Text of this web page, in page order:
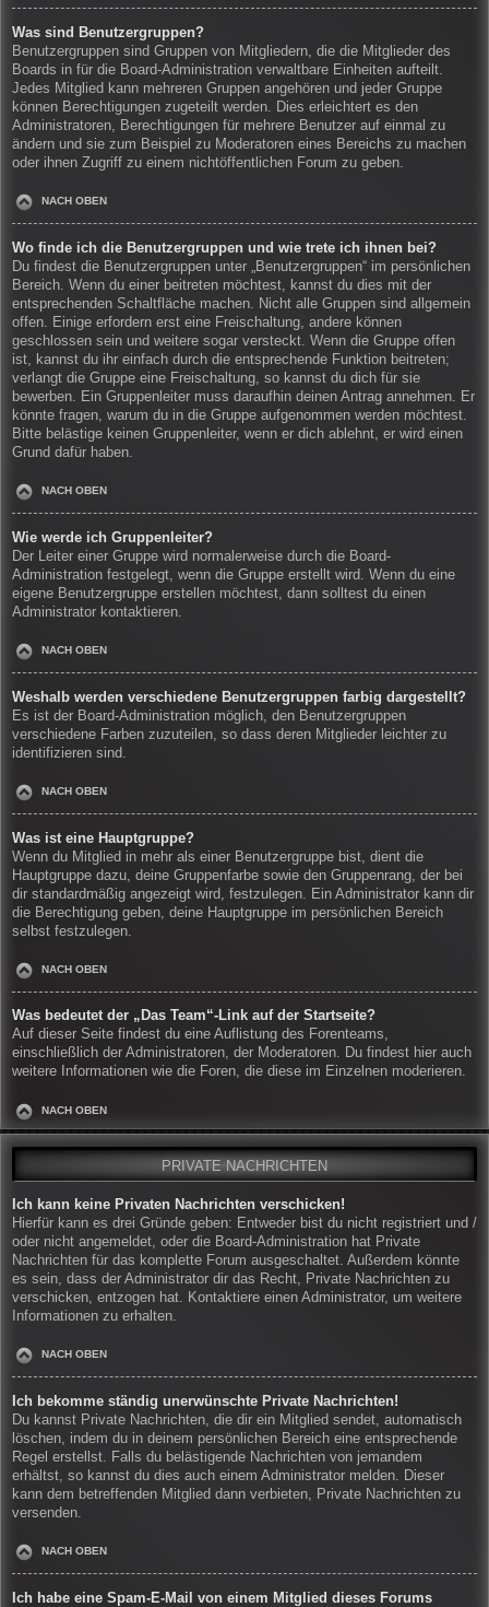
Was sind Benutzergruppen?
Benutzergruppen sind Gruppen von Mitgliedern, die die Mitglieder des
Boards in für die Board-Administration verwaltbare Einheiten aufteilt.
Jedes Mitglied kann mehreren Gruppen angehören und jeder Gruppe
können Berechtigungen zugeteilt werden. Dies erleichtert es den
Administratoren, Berechtigungen für mehrere Benutzer auf einmal zu
ändern und sie zum Beispiel zu Moderatoren eines Bereichs zu machen
oder ihnen Zugriff zu einem nichtöffentlichen Forum zu geben.
NACH OBEN
Wo finde ich die Benutzergruppen und wie trete ich ihnen bei?
Du findest die Benutzergruppen unter „Benutzergruppen“ im persönlichen
Bereich. Wenn du einer beitreten möchtest, kannst du dies mit der
entsprechenden Schaltfläche machen. Nicht alle Gruppen sind allgemein
offen. Einige erfordern erst eine Freischaltung, andere können
geschlossen sein und weitere sogar versteckt. Wenn die Gruppe offen
ist, kannst du ihr einfach durch die entsprechende Funktion beitreten;
verlangt die Gruppe eine Freischaltung, so kannst du dich für sie
bewerben. Ein Gruppenleiter muss daraufhin deinen Antrag annehmen. Er
könnte fragen, warum du in die Gruppe aufgenommen werden möchtest.
Bitte belästige keinen Gruppenleiter, wenn er dich ablehnt, er wird einen
Grund dafür haben.
NACH OBEN
Wie werde ich Gruppenleiter?
Der Leiter einer Gruppe wird normalerweise durch die Board-
Administration festgelegt, wenn die Gruppe erstellt wird. Wenn du eine
eigene Benutzergruppe erstellen möchtest, dann solltest du einen
Administrator kontaktieren.
NACH OBEN
Weshalb werden verschiedene Benutzergruppen farbig dargestellt?
Es ist der Board-Administration möglich, den Benutzergruppen
verschiedene Farben zuzuteilen, so dass deren Mitglieder leichter zu
identifizieren sind.
NACH OBEN
Was ist eine Hauptgruppe?
Wenn du Mitglied in mehr als einer Benutzergruppe bist, dient die
Hauptgruppe dazu, deine Gruppenfarbe sowie den Gruppenrang, der bei
dir standardmäßig angezeigt wird, festzulegen. Ein Administrator kann dir
die Berechtigung geben, deine Hauptgruppe im persönlichen Bereich
selbst festzulegen.
NACH OBEN
Was bedeutet der „Das Team“-Link auf der Startseite?
Auf dieser Seite findest du eine Auflistung des Forenteams,
einschließlich der Administratoren, der Moderatoren. Du findest hier auch
weitere Informationen wie die Foren, die diese im Einzelnen moderieren.
NACH OBEN
PRIVATE NACHRICHTEN
Ich kann keine Privaten Nachrichten verschicken!
Hierfür kann es drei Gründe geben: Entweder bist du nicht registriert und /
oder nicht angemeldet, oder die Board-Administration hat Private
Nachrichten für das komplette Forum ausgeschaltet. Außerdem könnte
es sein, dass der Administrator dir das Recht, Private Nachrichten zu
verschicken, entzogen hat. Kontaktiere einen Administrator, um weitere
Informationen zu erhalten.
NACH OBEN
Ich bekomme ständig unerwünschte Private Nachrichten!
Du kannst Private Nachrichten, die dir ein Mitglied sendet, automatisch
löschen, indem du in deinem persönlichen Bereich eine entsprechende
Regel erstellst. Falls du belästigende Nachrichten von jemandem
erhältst, so kannst du dies auch einem Administrator melden. Dieser
kann dem betreffenden Mitglied dann verbieten, Private Nachrichten zu
versenden.
NACH OBEN
Ich habe eine Spam-E-Mail von einem Mitglied dieses Forums